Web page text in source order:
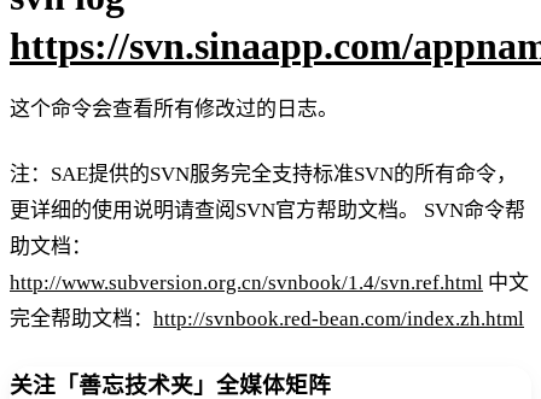
https://svn.sinaapp.com/
这个命令会查看所有修改过的日志。
注：SAE提供的SVN服务完全支持标准SVN的所有命令，
更详细的使用说明请查阅SVN官方帮助文档。 SVN命令帮
助文档：
http://www.subversion.org.cn/svnbook/1.4/svn.ref.html 中文
完全帮助文档： http://svnbook.red-bean.com/index.zh.html
关注「善忘技术夹」全媒体矩阵